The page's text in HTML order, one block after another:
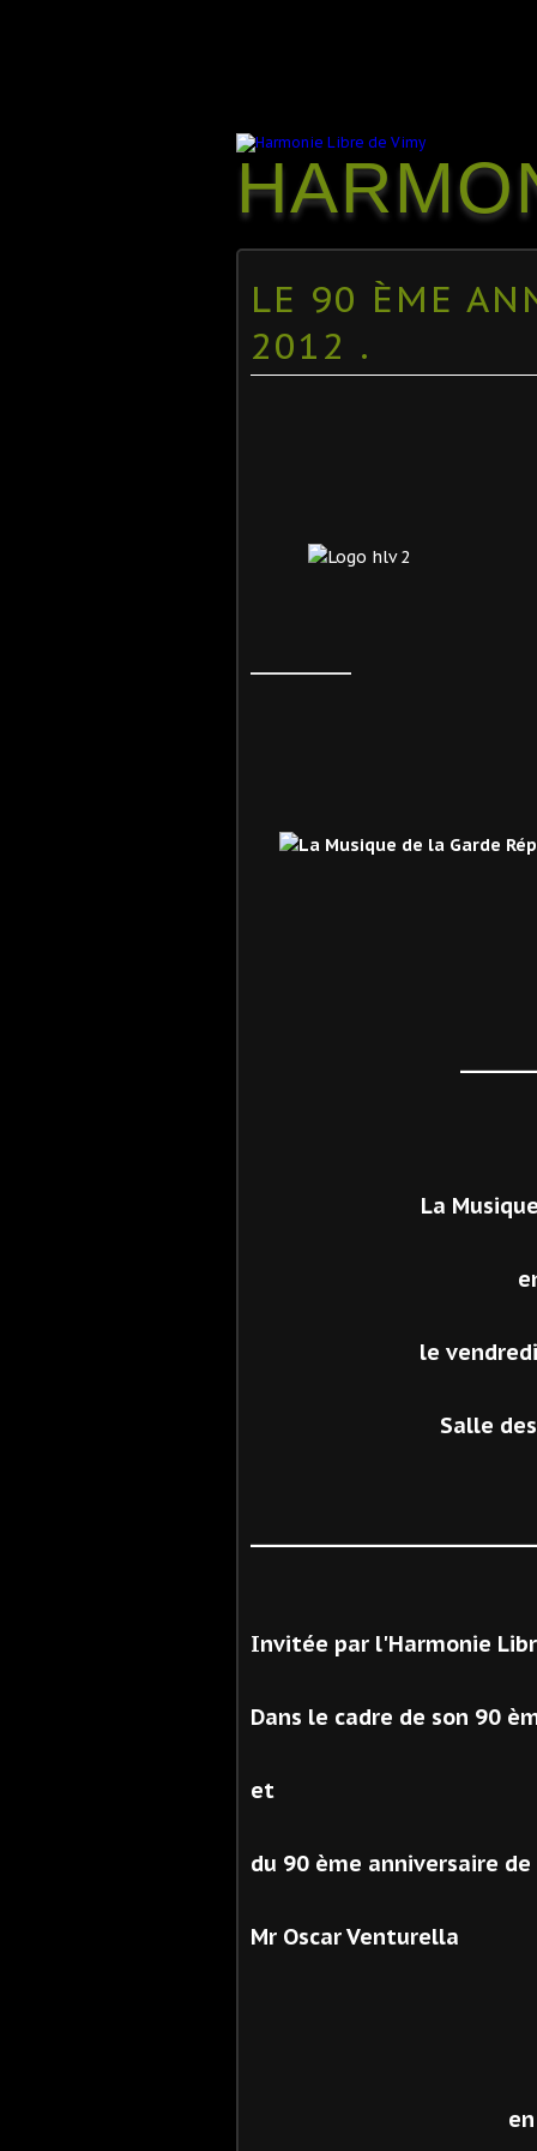
LE 90 ÈME
2012 .
La
le
Salle
Invitée par l'Harmonie
Dans le cadre de son 90
et
du 90 ème anniversaire
Mr Oscar Venturella